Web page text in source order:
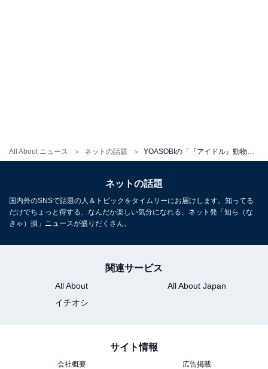
All About ニュース ネットの話題 YOASOBIの「『アイドル』動物園ver.」が「正しくどの子も『究極のアイドル』」「動物への愛が感じられて、本当にいい」と話題
ネットの話題
国内外のSNSで話題の人＆トピックをタイムリーにお届けします。知ってる
だけでちょっと得する、なんだか楽しい気分になれる、ネット発「知ら（な
きゃ）損」ニュースが盛りだくさん。
関連サービス
All About
All About Japan
イチオシ
サイト情報
会社概要
広告掲載